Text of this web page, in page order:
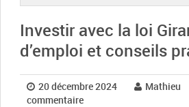
Investir avec la loi
d’emploi et conseils
20 décembre 2024 Mathieu
commentaire